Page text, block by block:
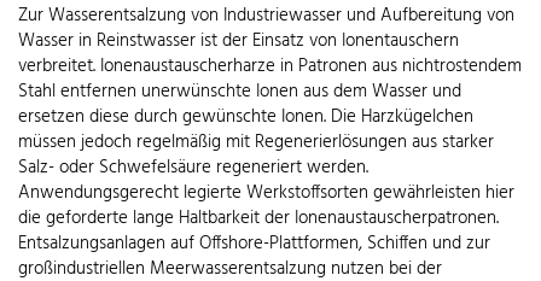
Zur Wasserentsalzung von Industriewasser und Aufbereitung von
Wasser in Reinstwasser ist der Einsatz von Ionentauschern
verbreitet. Ionenaustauscherharze in Patronen aus nichtrostendem
Stahl entfernen unerwünschte Ionen aus dem Wasser und
ersetzen diese durch gewünschte Ionen. Die Harzkügelchen
müssen jedoch regelmäßig mit Regenerierlösungen aus starker
Salz- oder Schwefelsäure regeneriert werden.
Anwendungsgerecht legierte Werkstoffsorten gewährleisten hier
die geforderte lange Haltbarkeit der Ionenaustauscherpatronen.
Entsalzungsanlagen auf Offshore-Plattformen, Schiffen und zur
großindustriellen Meerwasserentsalzung nutzen bei der